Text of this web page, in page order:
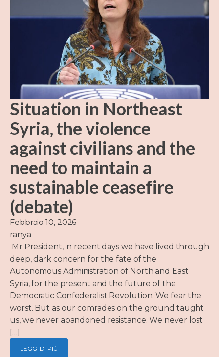
Situation in Northeast
Syria, the violence
against civilians and the
need to maintain a
sustainable ceasefire
(debate)
Febbraio 10, 2026
ranya
Mr President, in recent days we have lived through
deep, dark concern for the fate of the
Autonomous Administration of North and East
Syria, for the present and the future of the
Democratic Confederalist Revolution. We fear the
worst. But as our comrades on the ground taught
us, we never abandoned resistance. We never lost
[…]
LEGGI DI PIÙ